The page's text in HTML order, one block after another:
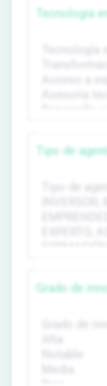
Tecnología
Tipo de
Grado de